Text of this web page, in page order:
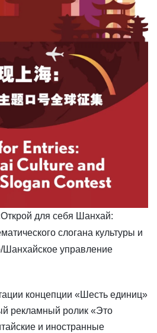
для себя Шанхай:
слогана культуры и
Шанхайское управление
концепции «Шесть единиц»
рекламный ролик «Это
и иностранные